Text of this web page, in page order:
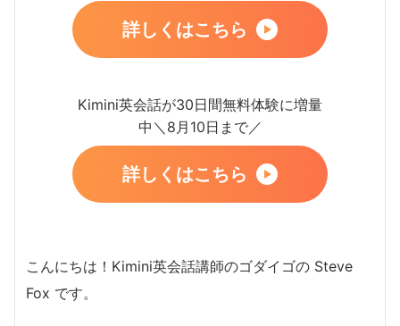
詳しくはこちら
Kimini英会話が30日間無料体験に増量
中＼8月10日まで／
詳しくはこちら
こんにちは！Kimini英会話講師のゴダイゴの Steve
Fox です。